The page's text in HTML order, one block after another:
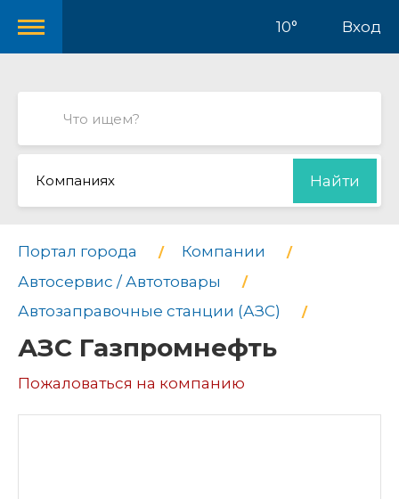
10° Вход
Компаниях Найти
Портал города
Компании
Автосервис / Автотовары
Автозаправочные станции (АЗС)
АЗС Газпромнефть
Пожаловаться на компанию